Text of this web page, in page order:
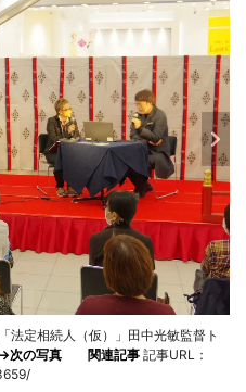
法定相続人（仮）」田中光敏監督ト
→次の写真 関連記事 記事URL：